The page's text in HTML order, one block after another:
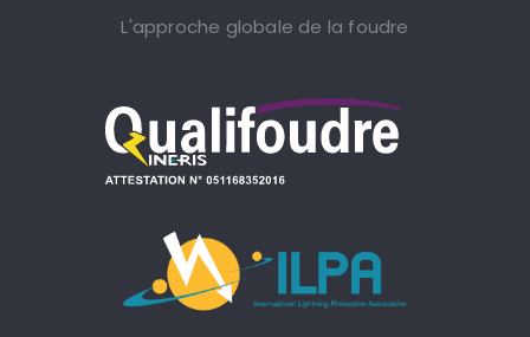
L'approche globale de la foudre